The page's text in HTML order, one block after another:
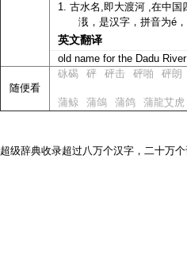
古水名,即大渡河 ,在中国
涐，是汉字，拼音为é
英文翻译
old name for the Dadu
随便看
砯碣 砰 砰击 砰啪 砰朗
蒲鲸
蒲鴿 蒲鸽 蒲龍艾虎
超级辞典收录超过八万个汉字，二十万